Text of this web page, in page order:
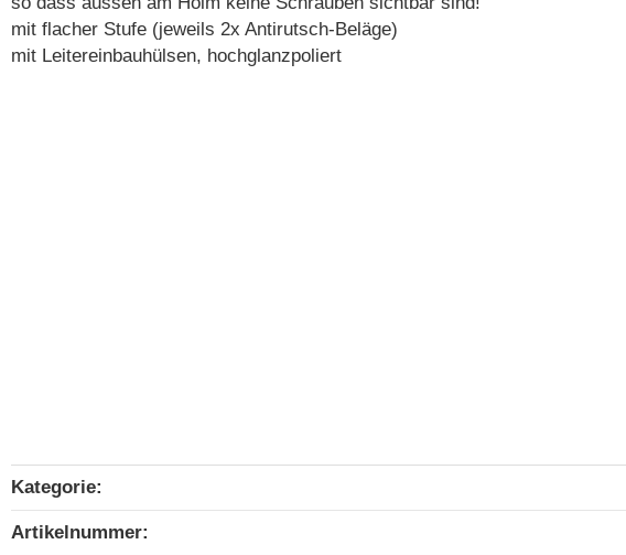
mit flacher Stufe (jeweils 2x Antirutsch-Beläge)
mit Leitereinbauhülsen, hochglanzpoliert
Produkteigenschaft
Wert
Kategorie:
Artikelnummer: